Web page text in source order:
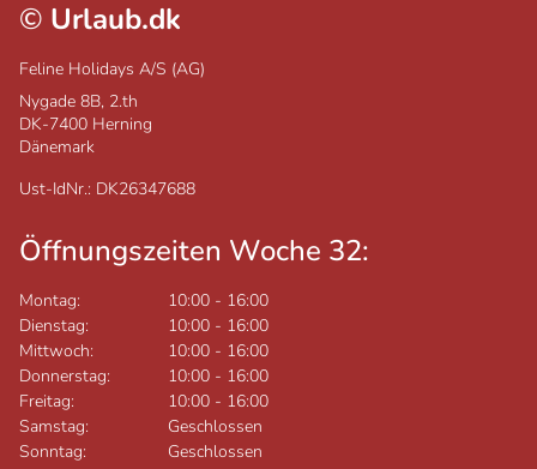
© Urlaub.dk
Feline Holidays A/S (AG)
Nygade 8B, 2.th
DK-7400 Herning
Dänemark
Ust-IdNr.: DK26347688
Öffnungszeiten Woche 32:
Montag: 10:00 - 16:00
Dienstag:
10:00 - 16:00
Mittwoch:
10:00 - 16:00
Donnerstag:
10:00 - 16:00
Freitag:
10:00 - 16:00
Samstag:
Geschlossen
Sonntag:
Geschlossen